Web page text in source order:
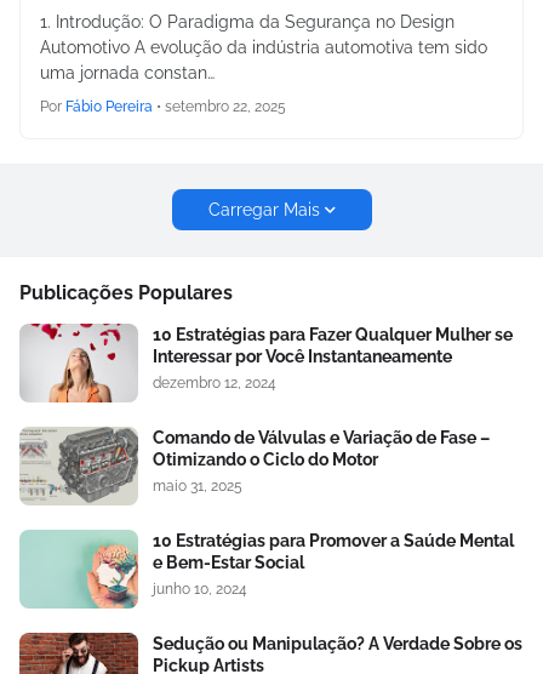
1. Introdução: O Paradigma da Segurança no Design
Automotivo A evolução da indústria automotiva tem sido
uma jornada constan…
Por Fábio Pereira • setembro 22, 2025
Carregar Mais
Publicações Populares
10 Estratégias para Fazer Qualquer Mulher se
Interessar por Você Instantaneamente
dezembro 12, 2024
Comando de Válvulas e Variação de Fase –
Otimizando o Ciclo do Motor
maio 31, 2025
10 Estratégias para Promover a Saúde Mental
e Bem-Estar Social
junho 10, 2024
Sedução ou Manipulação? A Verdade Sobre os
Pickup Artists